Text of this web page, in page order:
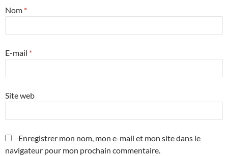
Nom *
E-mail *
Site web
Enregistrer mon nom, mon e-mail et mon site dans le
navigateur pour mon prochain commentaire.